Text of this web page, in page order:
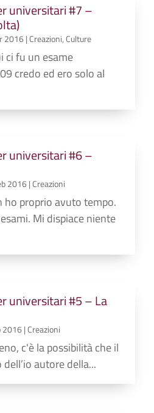
universitari #7 –
2016|Creazioni,Culture
ci fu un esame
credo ed ero solo al
universitari #6 –
2016|Creazioni
proprio avuto tempo.
Mi dispiace niente
universitari #5 – La
2016|Creazioni
c'è la possibilità che il
autore della...